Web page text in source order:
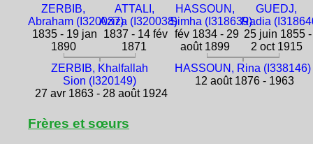
ZERBIB,
Abraham (I320037)
1835 - 19 jan
1890
ATTALI,
Aziza (I320038)
1837 - 14 fév
1871
HASSOUN,
Simha (I318639)
fév 1834 - 29
août 1899
GUEDJ,
Radia
25 juin 1855 -
2 oct 1915
ZERBIB, Khalfallah
Sion (I320149)
27 avr 1863 - 28 août 1924
HASSOUN, Rina (I338146)
12 août 1876 - 1963
Frères et sœurs